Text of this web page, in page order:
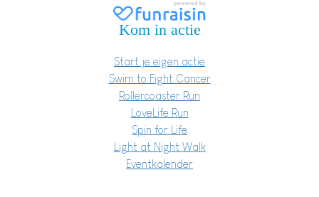
Kom in actie
Start je eigen actie
Swim to Fight Cancer
Rollercoaster Run
LoveLife Run
Spin for Life
Light at Night Walk
Eventkalender